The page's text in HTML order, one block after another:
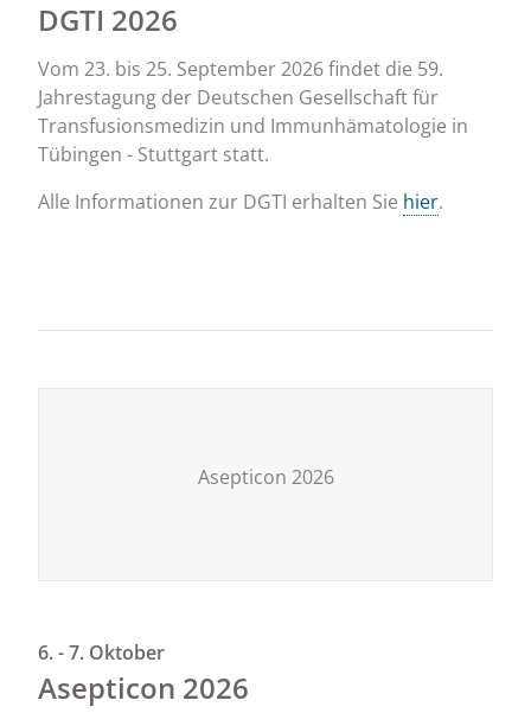
DGTI 2026
Vom 23. bis 25. September 2026 findet die 59.
Jahrestagung der Deutschen Gesellschaft für
Transfusionsmedizin und Immunhämatologie in
Tübingen - Stuttgart statt.
Alle Informationen zur DGTI erhalten Sie hier.
Asepticon 2026
6. - 7. Oktober
Asepticon 2026